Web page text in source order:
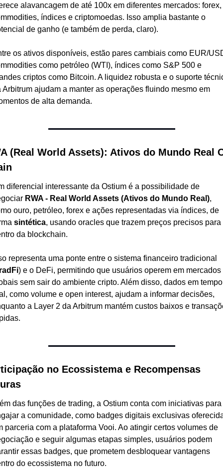
alavancagem de até 100x em diferentes mercados: forex,
índices e criptomoedas. Isso amplia bastante o
de ganho (e também de perda, claro).
os ativos disponíveis, estão pares cambiais como EUR/
como petróleo (WTI), índices como S&P 500 e
criptos como Bitcoin. A liquidez robusta e o suporte
Arbitrum ajudam a manter as operações fluindo mesmo em
de alta demanda.
(Real World Assets): Ativos do Mundo Real
diferencial interessante da Ostium é a possibilidade de
RWA - Real World Assets (Ativos do Mundo Real),
ouro, petróleo, forex e ações representadas via índices, de
sintética, usando oracles que trazem preços precisos para
da blockchain.
representa uma ponte entre o sistema financeiro tradicional
) e o DeFi, permitindo que usuários operem em mercados
sem sair do ambiente cripto. Além disso, dados em tempo
como volume e open interest, ajudam a informar decisões,
a Layer 2 da Arbitrum mantém custos baixos e
no Ecossistema e Recompensas
das funções de trading, a Ostium conta com iniciativas para
a comunidade, como badges digitais exclusivas
parceria com a plataforma Vooi. Ao atingir certos volumes de
e seguir algumas etapas simples, usuários podem
essas badges, que prometem desbloquear vantagens
do ecossistema no futuro.